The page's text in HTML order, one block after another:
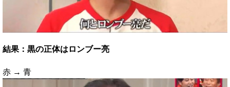
結果：黒の正体はロンブー亮
赤 → 青